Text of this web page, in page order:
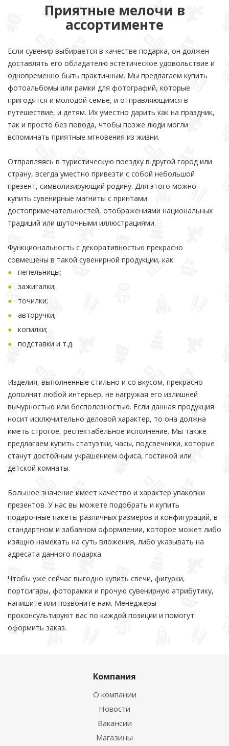
Приятные мелочи в
ассортименте
Если сувенир выбирается в качестве подарка, он должен
доставлять его обладателю эстетическое удовольствие и
одновременно быть практичным. Мы предлагаем купить
фотоальбомы или рамки для фотографий, которые
пригодятся и молодой семье, и отправляющимся в
путешествие, и детям. Их уместно дарить как на праздник,
так и просто без повода, чтобы позже люди могли
вспоминать приятные мгновения из жизни.
Отправляясь в туристическую поездку в другой город или
страну, всегда уместно привезти с собой небольшой
презент, символизирующий родину. Для этого можно
купить сувенирные магниты с принтами
достопримечательностей, отображениями национальных
традиций или шуточными иллюстрациями.
Функциональность с декоративностью прекрасно
совмещены в такой сувенирной продукции, как:
пепельницы;
зажигалки;
точилки;
авторучки;
копилки;
подставки и т.д.
Изделия, выполненные стильно и со вкусом, прекрасно
дополнят любой интерьер, не нагружая его излишней
вычурностью или бесполезностью. Если данная продукция
носит исключительно деловой характер, то она должна
иметь строгое, респектабельное исполнение. Мы также
предлагаем купить статуэтки, часы, подсвечники, которые
станут достойным украшением офиса, гостиной или
детской комнаты.
Большое значение имеет качество и характер упаковки
презентов. У нас вы можете подобрать и купить
подарочные пакеты различных размеров и конфигураций, в
стандартном и забавном оформлении, которое может либо
изящно намекать на суть вложения, либо указывать на
адресата данного подарка.
Чтобы уже сейчас выгодно купить свечи, фигурки,
портсигары, фоторамки и прочую сувенирную атрибутику,
напишите или позвоните нам. Менеджеры
проконсультируют вас по каждой позиции и помогут
оформить заказ.
Компания
О компании
Новости
Вакансии
Магазины